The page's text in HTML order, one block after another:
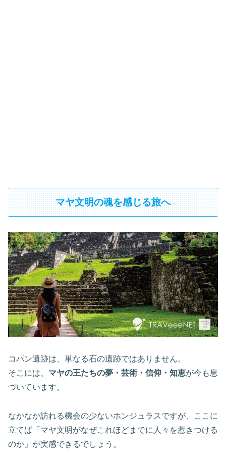
マヤ文明の魂を感じる旅へ
コパン遺跡は、単なる石の遺跡ではありません。
そこには、 マヤの王たちの夢・芸術・信仰・知恵が今も息
づいています。
なかなか訪れる機会の少ないホンジュラスですが、ここに
立てば「マヤ文明がなぜこれほどまでに人々を惹きつける
のか」が実感できるでしょう。